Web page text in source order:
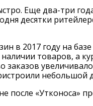
Еще два-три
десятки
в 2017 году на
товаров, а
заказов
небольшой
после «Утконоса»